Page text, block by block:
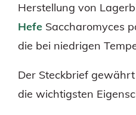
Herstellung von
Hefe Saccharomyces
die bei niedrigen
Der Steckbrief
die wichtigsten